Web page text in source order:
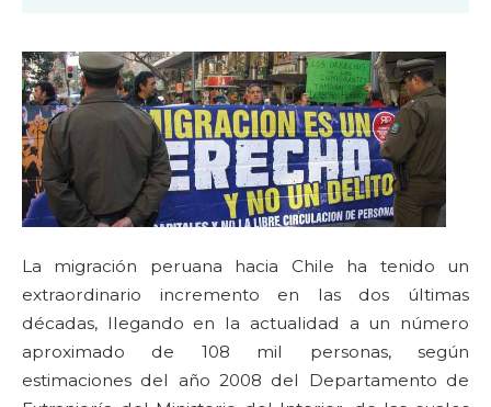
La migración peruana hacia Chile ha tenido un
extraordinario incremento en las dos últimas
décadas, llegando en la actualidad a un número
aproximado de 108 mil personas, según
estimaciones del año 2008 del Departamento de